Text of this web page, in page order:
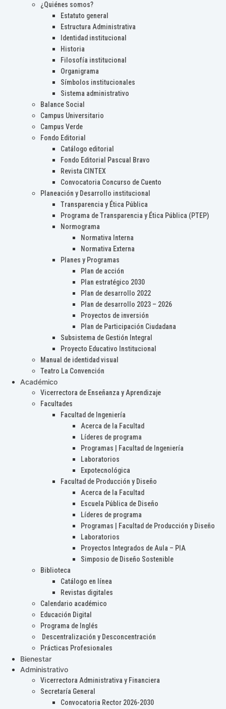
¿Quiénes somos?
Estatuto general
Estructura Administrativa
Identidad institucional
Historia
Filosofía institucional
Organigrama
Símbolos institucionales
Sistema administrativo
Balance Social
Campus Universitario
Campus Verde
Fondo Editorial
Catálogo editorial
Fondo Editorial Pascual Bravo
Revista CINTEX
Convocatoria Concurso de Cuento
Planeación y Desarrollo institucional
Transparencia y Ética Pública
Programa de Transparencia y Ética Pública (PTEP)
Normograma
Normativa Interna
Normativa Externa
Planes y Programas
Plan de acción
Plan estratégico 2030
Plan de desarrollo 2022
Plan de desarrollo 2023 – 2026
Proyectos de inversión
Plan de Participación Ciudadana
Subsistema de Gestión Integral
Proyecto Educativo Institucional
Manual de identidad visual
Teatro La Convención
Académico
Vicerrectora de Enseñanza y Aprendizaje
Facultades
Facultad de Ingeniería
Acerca de la Facultad
Líderes de programa
Programas | Facultad de Ingeniería
Laboratorios
Expotecnológica
Facultad de Producción y Diseño
Acerca de la Facultad
Escuela Pública de Diseño
Líderes de programa
Programas | Facultad de Producción y Diseño
Laboratorios
Proyectos Integrados de Aula – PIA
Simposio de Diseño Sostenible
Biblioteca
Catálogo en línea
Revistas digitales
Calendario académico
Educación Digital
Programa de Inglés
Descentralización y Desconcentración
Prácticas Profesionales
Bienestar
Administrativo
Vicerrectora Administrativa y Financiera
Secretaría General
Convocatoria Rector 2026-2030